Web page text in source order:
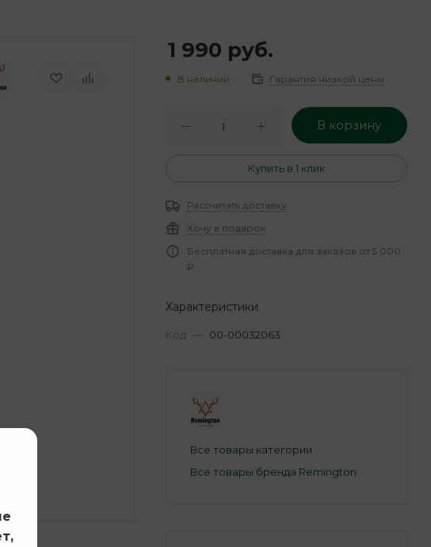
1 990 руб.
В наличии Гарантия низкой цены
В корзину
Купить в 1 клик
Рассчитать доставку
Хочу в подарок
Бесплатная доставка для заказов от 5 000
₽
Характеристики
Код — 00-00032063
Все товары категории
Все товары бренда Remington